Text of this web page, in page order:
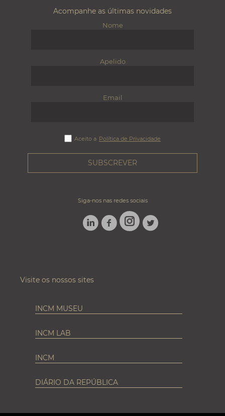
Acompanhe as últimas novidades
Nome
Apelido
Email
Aceito a Política de Privacidade
Siga-nos nas redes sociais
LINKEDINFACEBOOK
INSTAGRAM
TWITTER
Visite os nossos sites
INCM MUSEU
INCM LAB
INCM
DIÁRIO DA REPÚBLICA